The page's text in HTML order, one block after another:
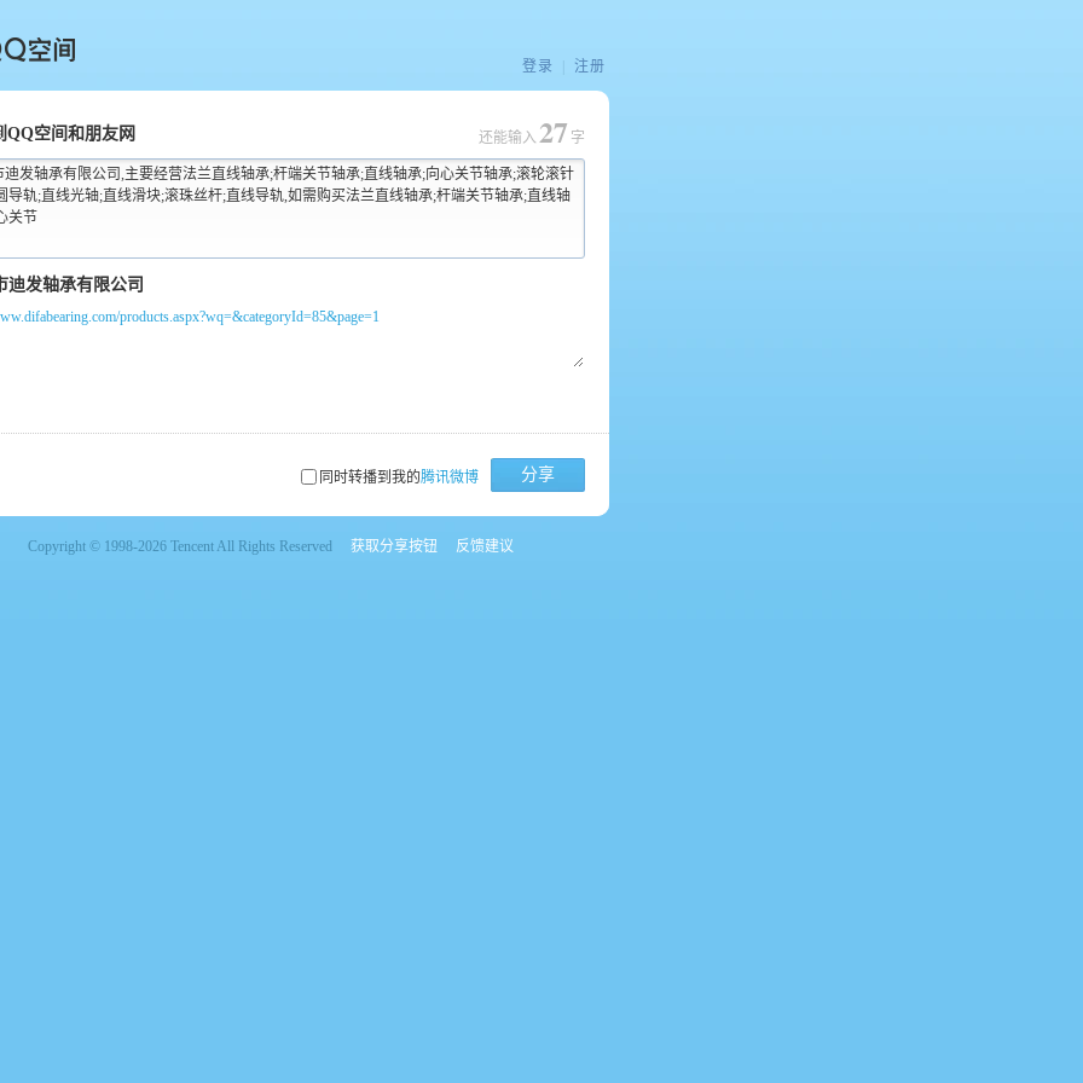
间
登录 注册
QQ空间和朋友网
迪发轴承有限公司,主要经营法兰直线轴承;杆端关节轴承;直线轴承;向心关节轴承;滚轮滚针
导轨;直线光轴;直线滑块;滚珠丝杆;直线导轨,如需购买法兰直线轴承;杆端关节轴承;直线轴
关节
还能输入 27 字
products.aspx?wq=&categoryId=85&page=1
同时转播到我的腾讯微博 分享
Copyright © 1998-2026 Tencent All Rights Reserved 获取分享按钮 反馈建议